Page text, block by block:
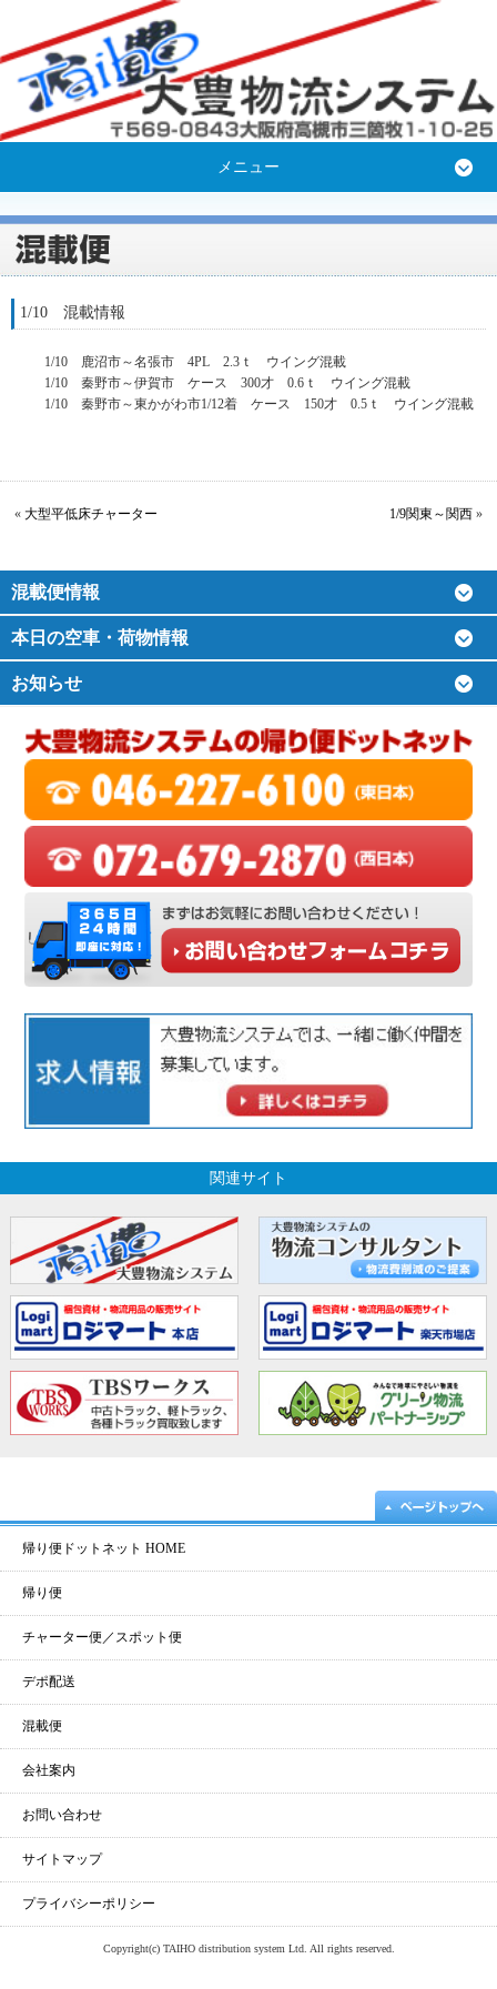
メニュー
1/10 混載情報
1/10 鹿沼市～名張市 4PL 2.3ｔ ウイング混載
1/10 秦野市～伊賀市 ケース 300才 0.6ｔ ウイング混載
1/10 秦野市～東かがわ市1/12着 ケース 150才 0.5ｔ ウイング混載
« 大型平低床チャーター 1/9関東～関西 »
混載便情報
本日の空車・荷物情報
お知らせ
関連サイト
帰り便ドットネット HOME
帰り便
チャーター便／スポット便
デポ配送
混載便
会社案内
お問い合わせ
サイトマップ
プライバシーポリシー
Copyright(c) TAIHO distribution system Ltd. All rights reserved.